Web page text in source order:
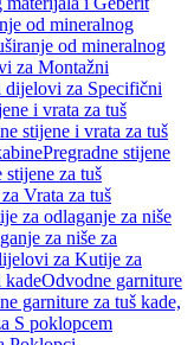
od mineralnog
od mineralnog
za Montažni
dijelovi za Specifični
i vrata za tuš
stijene i vrata za tuš
Pregradne stijene
za tuš
Vrata za tuš
za odlaganje za niše
za niše za
za Kutije za
kadeOdvodne garniture
garniture za tuš kade,
S poklopcem